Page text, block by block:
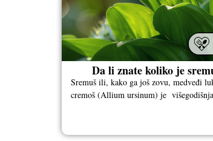
Da li znate koliko je
Sremuš ili, kako ga još zovu, medveđi
cremoš (Allium ursinum) je